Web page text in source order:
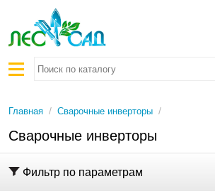
Главная / Сварочные инверторы /
Сварочные инверторы
Фильтр по параметрам